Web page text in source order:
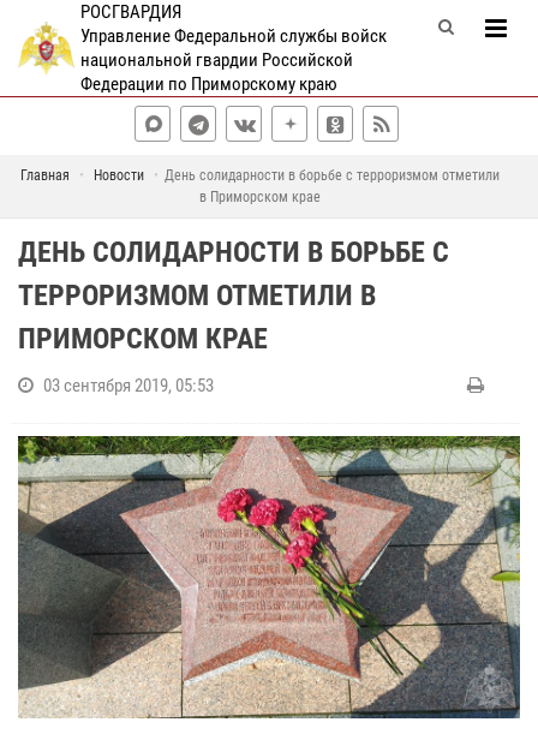
РОСГВАРДИЯ
Управление Федеральной службы войск
национальной гвардии Российской
Федерации по Приморскому краю
Главная Новости
День солидарности в борьбе с терроризмом отметили
в Приморском крае
ДЕНЬ СОЛИДАРНОСТИ В БОРЬБЕ С
ТЕРРОРИЗМОМ ОТМЕТИЛИ В
ПРИМОРСКОМ КРАЕ
03 сентября 2019, 05:53